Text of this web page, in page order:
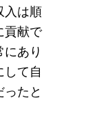
入は順
貢献で
あり
して自
たと